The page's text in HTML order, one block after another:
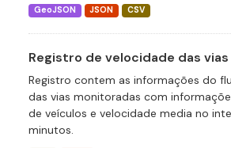
GeoJSON JSON CSV
Registro de velocidade das vias
Registro contem as informações do
das vias monitoradas com
de veículos e velocidade media no
minutos.